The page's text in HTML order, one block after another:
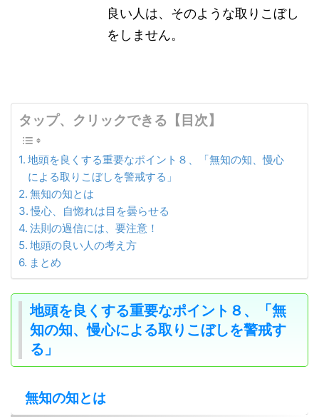
良い人は、そのような取りこぼし
をしません。
タップ、クリックできる【目次】
地頭を良くする重要なポイント８、「無知の知、慢心
による取りこぼしを警戒する」
無知の知とは
慢心、自惚れは目を曇らせる
法則の過信には、要注意！
地頭の良い人の考え方
まとめ
地頭を良くする重要なポイント８、「無
知の知、慢心による取りこぼしを警戒す
る」
無知の知とは